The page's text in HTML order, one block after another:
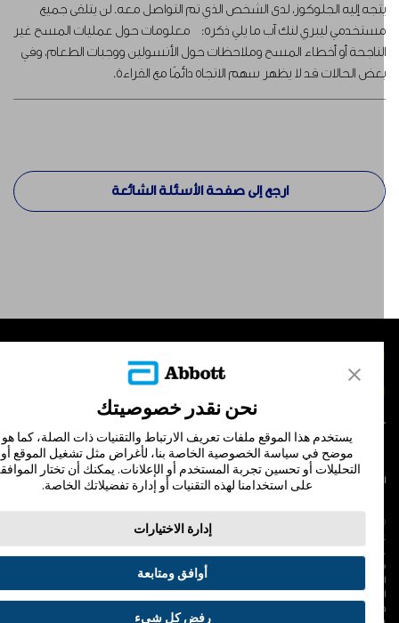
إليه الجلوكوز، لدى الشخص الذي تم التواصل معه. لن يتلقى جميع
ليبري لنك آب ما يلي ذكره: معلومات حول عمليات المسح غير
أو أخطاء المسح وملاحظات حول الأنسولين ووجبات الطعام، وفي
الحالات قد لا يظهر سهم الاتجاه دائمًا مع القراءة.
ارجع إلى صفحة الأسئلة الشائعة
والأحكام سياسة الخصوصية
المجس، فري ستايل، وليبري، والعلامات التجارية ذات الصلة هي علامات لشركة أبوت
لا يجوز استخدام أي علامة تجارية أو الاسم التجاري أو المظهر التجاري لأبوت في هذا الموقع
دون الحصول على إذن كتابي مسبق من أبوت، إلا لتحديد منتج أو خدمات الشركة. هذا
والمعلومات التي تحتويه مقصودة لسكان دولة جمهورية مصر العربية فقط. إن
والبيانات الواردة صورية لأغراض توضيحية فقط. ولا تمثل مريضًا حقيقيًا أو بيانات
نحن نقدر خصوصيتك
يستخدم هذا الموقع ملفات تعريف الارتباط والتقنيات ذات الصلة، كما هو
موضح في سياسة الخصوصية الخاصة بنا، لأغراض مثل تشغيل الموقع أو
التحليلات أو تحسين تجربة المستخدم أو الإعلانات. يمكنك أن تختار الموافقة
على استخدامنا لهذه التقنيات أو إدارة تفضيلاتك الخاصة.
إدارة الاختيارات
أوافق ومتابعة
رفض كل شيء